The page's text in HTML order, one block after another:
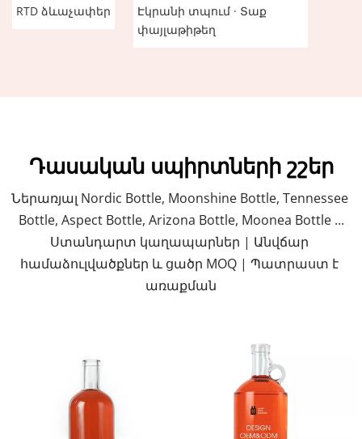
RTD ձևաչափեր
Էկրանի տպում · Տաք
փայլաթիթեղ
Դասական սպիրտների շշեր
Ներառյալ Nordic Bottle, Moonshine Bottle, Tennessee
Bottle, Aspect Bottle, Arizona Bottle, Moonea Bottle ...
Ստանդարտ կաղապարներ | Անվճար
համաձուլվածքներ և ցածր MOQ | Պատրաստ է
առաքման